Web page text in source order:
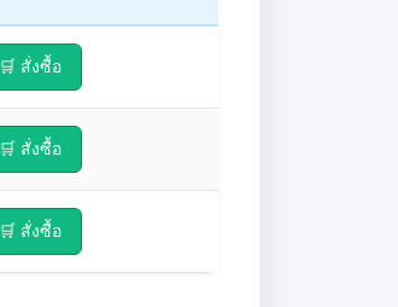
🛒 สั่งซื้อ
🛒 สั่งซื้อ
🛒 สั่งซื้อ